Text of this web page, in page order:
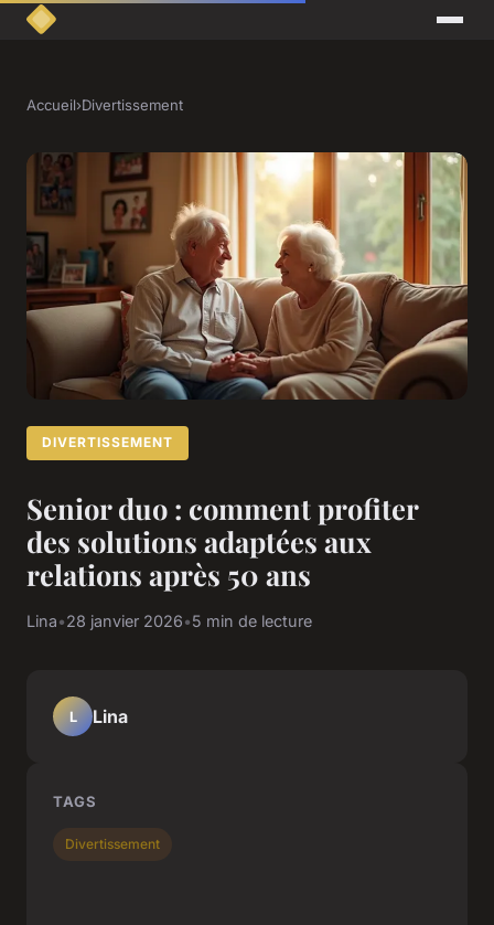
Accueil›Divertissement
DIVERTISSEMENT
Senior duo : comment profiter
des solutions adaptées aux
relations après 50 ans
Lina•28 janvier 2026•5 min de lecture
L Lina
TAGS
Divertissement